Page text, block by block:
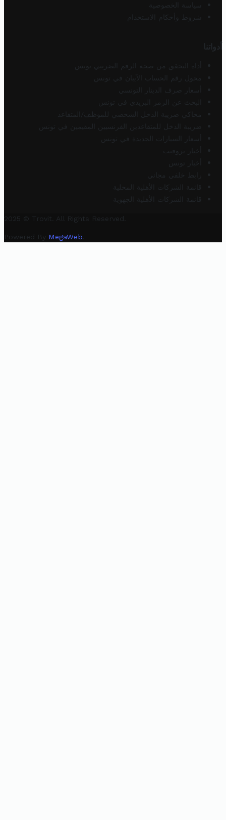
سياسة الخصوصية
شروط وأحكام الاستخدام
أدواتنا
أداة التحقق من صحة الرقم الضريبي تونس
محول رقم الحساب الآيبان في تونس
أسعار صرف الدينار التونسي
البحث عن الرمز البريدي في تونس
محاكي ضريبة الدخل الشخصي للموظف/المتقاعد
ضريبة الدخل للمتقاعدين الفرنسيين المقيمين في تونس
أسعار السيارات الجديدة في تونس
أخبار تروفيت
أخبار تونس
رابط خلفي مجاني
قائمة الشركات الأهلية المحلية
قائمة الشركات الأهلية الجهوية
2025 © Trovit. All Rights Reserved.
Powered By MegaWeb